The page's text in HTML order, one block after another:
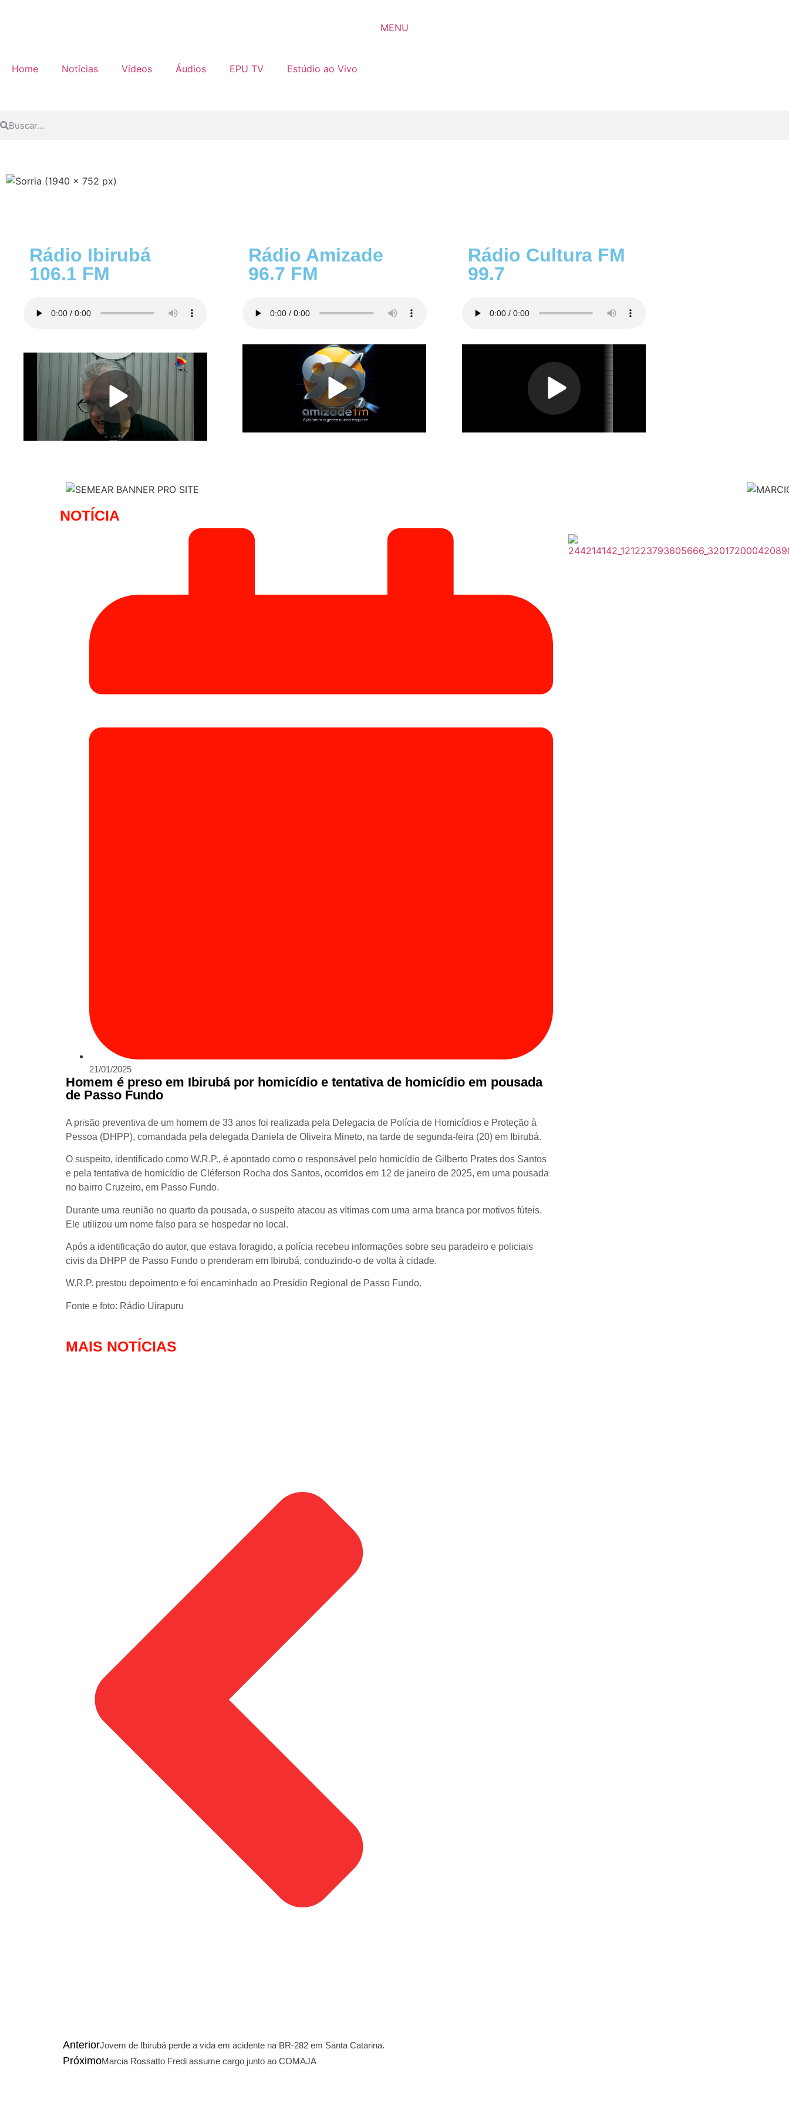
MENU
Home Notícias Vídeos Áudios EPU TV Estúdio ao Vivo
Rádio Ibirubá
106.1 FM
Rádio Amizade
96.7 FM
Rádio Cultura FM
99.7
NOTÍCIA
21/01/2025
Homem é preso em Ibirubá por homicídio e tentativa de homicídio em pousada
de Passo Fundo
A prisão preventiva de um homem de 33 anos foi realizada pela Delegacia de Polícia de Homicídios e Proteção à
Pessoa (DHPP), comandada pela delegada Daniela de Oliveira Mineto, na tarde de segunda-feira (20) em Ibirubá.
O suspeito, identificado como W.R.P., é apontado como o responsável pelo homicídio de Gilberto Prates dos Santos
e pela tentativa de homicídio de Cléferson Rocha dos Santos, ocorridos em 12 de janeiro de 2025, em uma pousada
no bairro Cruzeiro, em Passo Fundo.
Durante uma reunião no quarto da pousada, o suspeito atacou as vítimas com uma arma branca por motivos fúteis.
Ele utilizou um nome falso para se hospedar no local.
Após a identificação do autor, que estava foragido, a polícia recebeu informações sobre seu paradeiro e policiais
civis da DHPP de Passo Fundo o prenderam em Ibirubá, conduzindo-o de volta à cidade.
W.R.P. prestou depoimento e foi encaminhado ao Presídio Regional de Passo Fundo.
Fonte e foto: Rádio Uirapuru
MAIS NOTÍCIAS
AnteriorJovem de Ibirubá perde a vida em acidente na BR-282 em Santa Catarina.
PróximoMarcia Rossatto Fredi assume cargo junto ao COMAJA